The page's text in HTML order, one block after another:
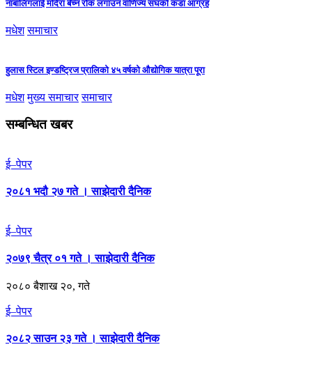
नाबालिगलाई मदिरा बेच्न रोक लगाउन वाणिज्य संघको कडा आग्रह
मधेश समाचार
हुलास स्टिल इण्डष्ट्रिज प्रालिको ४५ वर्षको औद्योगिक यात्रा पूरा
मधेश मुख्य समाचार समाचार
सम्बन्धित खबर
ई–पेपर
२०८१ भदौ २७ गते । साझेदारी दैनिक
ई–पेपर
२०७९ चैत्र ०१ गते । साझेदारी दैनिक
२०८० बैशाख २०, गते
ई–पेपर
२०८२ साउन २३ गते । साझेदारी दैनिक